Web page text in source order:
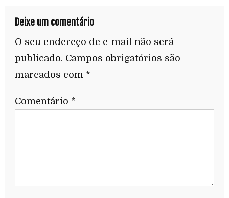
Deixe um comentário
O seu endereço de e-mail não será
publicado. Campos obrigatórios são
marcados com *
Comentário *